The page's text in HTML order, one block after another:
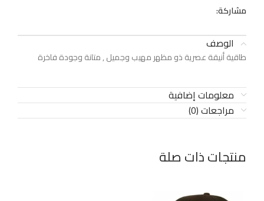
مشاركة:
الوصف
طاقية أنيقة عصرية ذو مظهر مهيب وجميل , متانة وجودة فاخرة
معلومات إضافية
مراجعات (0)
منتجات ذات صلة